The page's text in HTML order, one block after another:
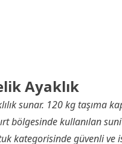
Ayaklık
sunar. 120 kg taşıma
bölgesinde kullanılan
kategorisinde güvenli ve